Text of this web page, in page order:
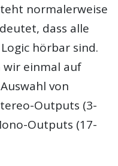
normalerweise
dass alle
hörbar sind.
wir einmal auf
von
Outputs (3-
Outputs (17-